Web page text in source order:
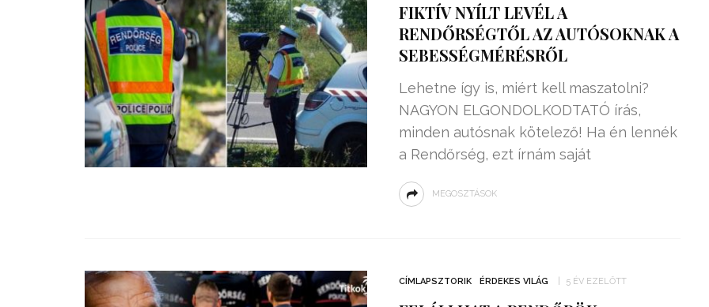
FIKTÍV NYÍLT LEVÉL A
RENDŐRSÉGTŐL AZ AUTÓSOKNAK A
SEBESSÉGMÉRÉSRŐL
Lehetne így is, miért kell maszatolni?
NAGYON ELGONDOLKODTATÓ írás,
minden autósnak kötelező! Ha én lennék
a Rendőrség, ezt írnám saját
MEGOSZTÁSOK
CÍMLAPSZTORIK ÉRDEKES VILÁG 5 ÉV EZELŐTT